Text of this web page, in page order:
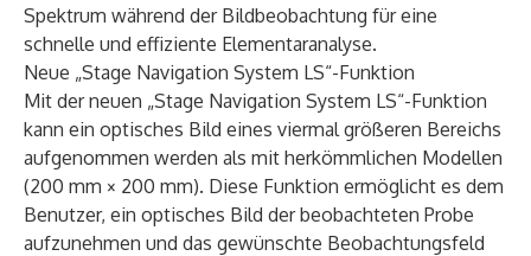
Spektrum während der Bildbeobachtung für eine
schnelle und effiziente Elementaranalyse.
Neue „Stage Navigation System LS“-Funktion
Mit der neuen „Stage Navigation System LS“-Funktion
kann ein optisches Bild eines viermal größeren Bereichs
aufgenommen werden als mit herkömmlichen Modellen
(200 mm × 200 mm). Diese Funktion ermöglicht es dem
Benutzer, ein optisches Bild der beobachteten Probe
aufzunehmen und das gewünschte Beobachtungsfeld